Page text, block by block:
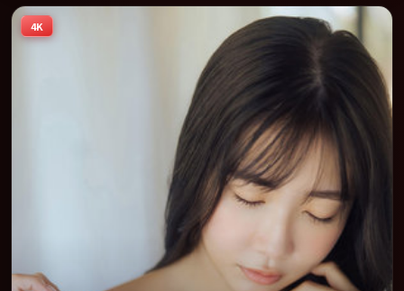
适合喜欢强情节与人物弧光的观众完整观看。
4K